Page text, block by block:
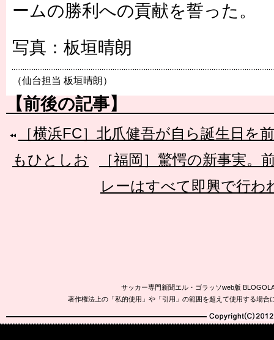
ームの勝利への貢献を誓った。
写真：板垣晴朗
（仙台担当 板垣晴朗）
【前後の記事】
［横浜FC］北爪健吾が自ら誕生日を
もひとしお
［福岡］驚愕の新事実
レーはすべて即興で行わ
サッカー専門新聞エル・ゴラッソweb版
著作権法上の「私的使用」や「引用」の範囲を超えて使用する場
Copyright(C)2010-